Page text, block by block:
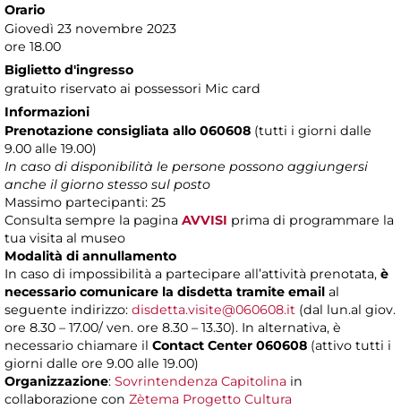
Orario
Giovedì 23 novembre 2023
ore 18.00
Biglietto d'ingresso
gratuito riservato ai possessori Mic card
Informazioni
Prenotazione consigliata allo 060608 (tutti i giorni dalle
9.00 alle 19.00)
In caso di disponibilità le persone possono aggiungersi
anche il giorno stesso sul posto
Massimo partecipanti: 25
Consulta sempre la pagina AVVISI prima di programmare la
tua visita al museo
Modalità di annullamento
In caso di impossibilità a partecipare all’attività prenotata, è
necessario comunicare la disdetta tramite email al
seguente indirizzo: disdetta.visite@060608.it (dal lun.al giov.
ore 8.30 – 17.00/ ven. ore 8.30 – 13.30). In alternativa, è
necessario chiamare il Contact Center 060608 (attivo tutti i
giorni dalle ore 9.00 alle 19.00)
Organizzazione: Sovrintendenza Capitolina in
collaborazione con Zètema Progetto Cultura